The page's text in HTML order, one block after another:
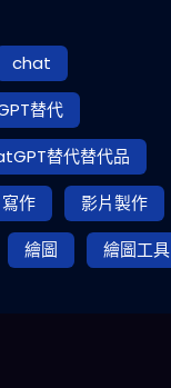
chat
替代
替代替代品
寫作
影片製作
繪圖 繪圖工具